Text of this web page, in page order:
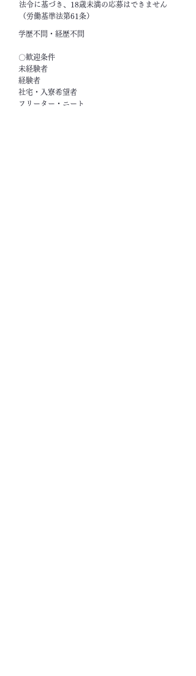
法令に基づき、18歳未満の応募はできません
（労働基準法第61条）
学歴不問・経歴不問
〇歓迎条件
未経験者
経験者
社宅・入寮希望者
フリーター・ニート